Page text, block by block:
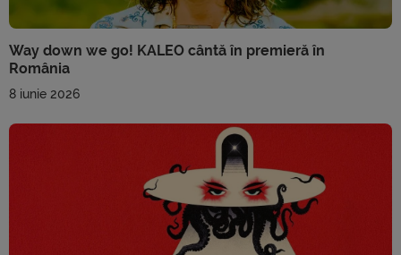
Way down we go! KALEO cântă în premieră în
România
8 iunie 2026